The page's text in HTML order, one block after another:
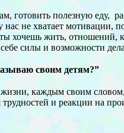
готовить полезную
не хватает мотивации,
хочешь жить,
силы и возможности
своим детям?”
каждым своим
и реакции на